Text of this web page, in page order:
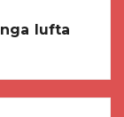
lufta